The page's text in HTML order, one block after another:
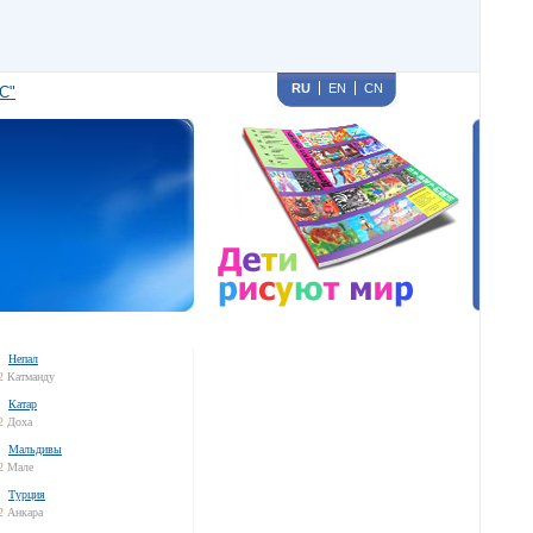
RU EN CN
Непал
Катманду
Катар
Доха
Мальдивы
Мале
Турция
Анкара